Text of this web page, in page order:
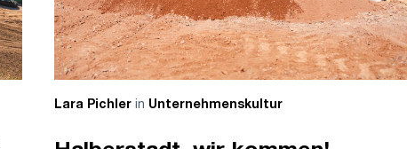
Lara Pichlerin Unternehmenskultur